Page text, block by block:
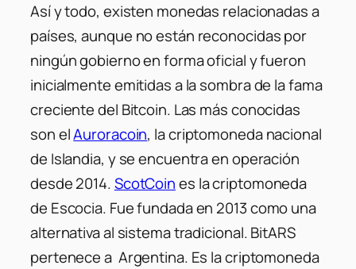
Así y todo, existen monedas relacionadas a
países, aunque no están reconocidas por
ningún gobierno en forma oficial y fueron
inicialmente emitidas a la sombra de la fama
creciente del Bitcoin. Las más conocidas
son elAuroracoin, la criptomoneda nacional
de Islandia, y se encuentra en operación
desde 2014.ScotCoines la criptomoneda
de Escocia. Fue fundada en 2013 como una
alternativa al sistema tradicional. BitARS
pertenece a Argentina. Es la criptomoneda